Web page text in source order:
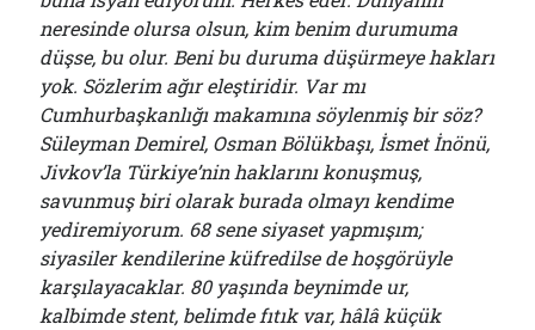
neresinde olursa olsun, kim benim durumuma
düşse, bu olur. Beni bu duruma düşürmeye hakları
yok. Sözlerim ağır eleştiridir. Var mı
Cumhurbaşkanlığı makamına söylenmiş bir söz?
Süleyman Demirel, Osman Bölükbaşı, İsmet İnönü,
Jivkov’la Türkiye’nin haklarını konuşmuş,
savunmuş biri olarak burada olmayı kendime
yediremiyorum. 68 sene siyaset yapmışım;
siyasiler kendilerine küfredilse de hoşgörüyle
karşılayacaklar. 80 yaşında beynimde ur,
kalbimde stent, belimde fıtık var, hâlâ küçük